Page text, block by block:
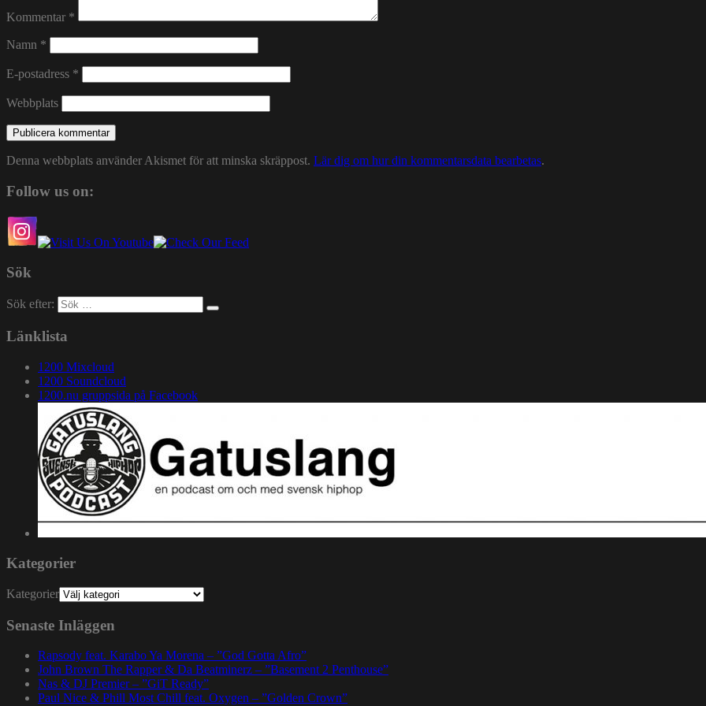
Kommentar *
Namn *
E-postadress *
Webbplats
Denna webbplats använder Akismet för att minska skräppost. Lär dig om hur din kommentarsdata bearbetas.
Follow us on:
Sök
Sök efter:
Länklista
1200 Mixcloud
1200 Soundcloud
1200.nu gruppsida på Facebook
Kategorier
Kategorier
Senaste Inläggen
Rapsody feat. Karabo Ya Morena – ”God Gotta Afro”
John Brown The Rapper & Da Beatminerz – ”Basement 2 Penthouse”
Nas & DJ Premier – ”GiT Ready”
Paul Nice & Phill Most Chill feat. Oxygen – ”Golden Crown”